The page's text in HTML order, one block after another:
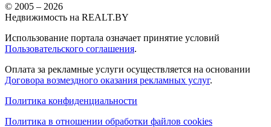
© 2005 – 2026
Недвижимость на REALT.BY
Использование портала означает принятие условий
Пользовательского соглашения.
Оплата за рекламные услуги осуществляется на основании
Договора возмездного оказания рекламных услуг.
Политика конфиденциальности
Политика в отношении обработки файлов cookies